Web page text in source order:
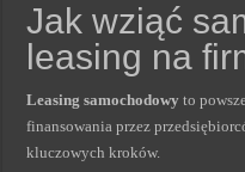
Jak wziąć
leasing na
Leasing samochodowy to
finansowania przez
kluczowych kroków.